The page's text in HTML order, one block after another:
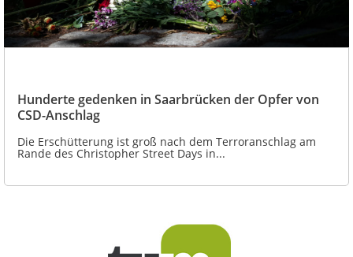
Hunderte gedenken in Saarbrücken der Opfer von
CSD-Anschlag
Die Erschütterung ist groß nach dem Terroranschlag am
Rande des Christopher Street Days in...